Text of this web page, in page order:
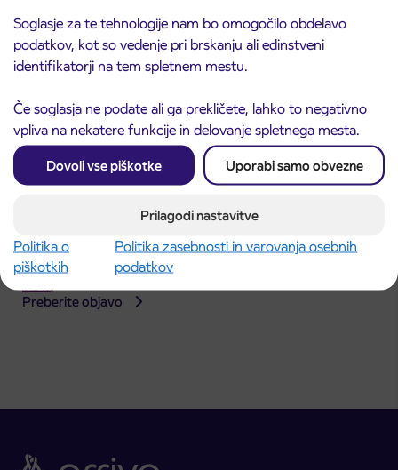
Soglasje za te tehnologije nam bo omogočilo obdelavo
podatkov, kot so vedenje pri brskanju ali edinstveni
identifikatorji na tem spletnem mestu.
Če soglasja ne podate ali ga prekličete, lahko to negativno
vpliva na nekatere funkcije in delovanje spletnega mesta.
Dovoli vse piškotke Uporabi samo obvezne
Prilagodi nastavitve
Politika o
piškotkih
Politika zasebnosti in varovanja osebnih
podatkov
31. 7. 2026
Obvestilo o popolni zapori dela Škofjeloške
ceste v Stražišču pri Kranju
Kranj
Preberite objavo